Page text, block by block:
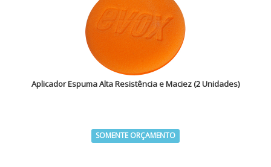
Aplicador Espuma Alta Resistência e Maciez (2 Unidades)
SOMENTE ORÇAMENTO